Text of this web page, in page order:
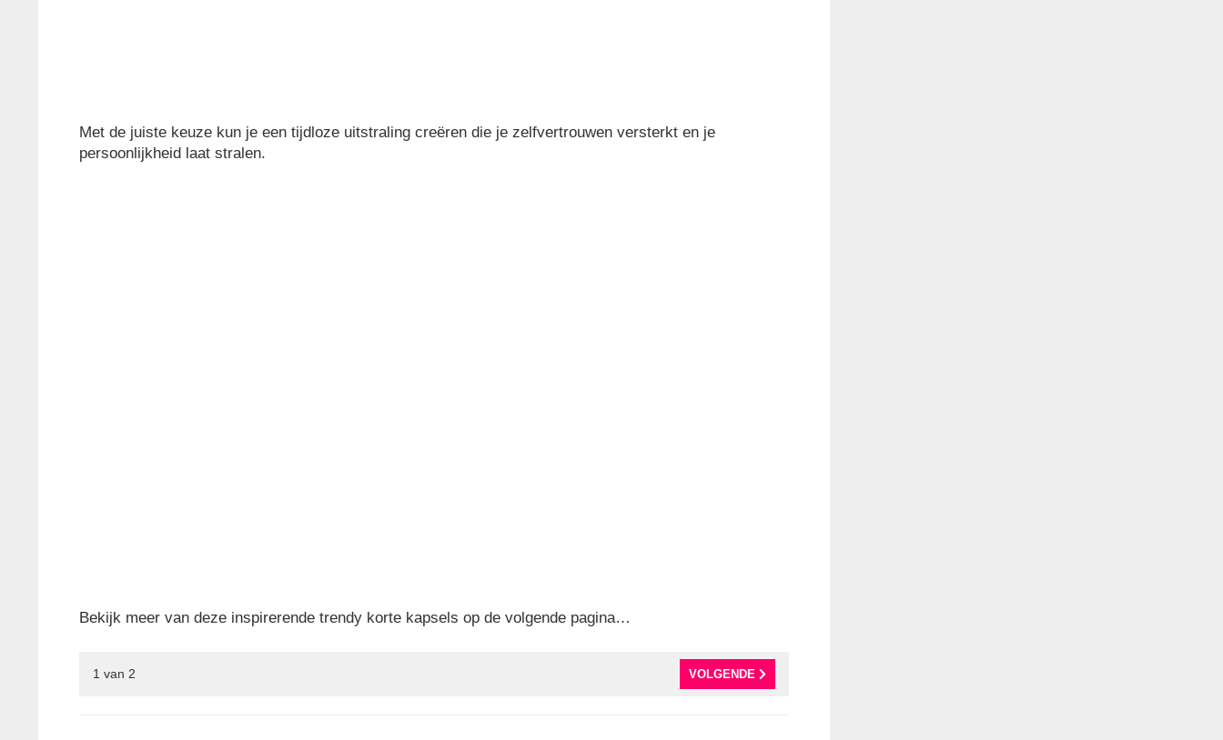
Met de juiste keuze kun je een tijdloze uitstraling creëren die je zelfvertrouwen versterkt en je
persoonlijkheid laat stralen.
Bekijk meer van deze inspirerende trendy korte kapsels op de volgende pagina…
1 van 2 VOLGENDE